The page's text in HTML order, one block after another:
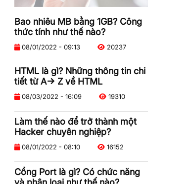
Bao nhiêu MB bằng 1GB? Công
thức tính như thế nào?
08/01/2022 - 09:13 20237
HTML là gì? Những thông tin chi
tiết từ A-> Z về HTML
08/03/2022 - 16:09 19310
Làm thế nào để trở thành một
Hacker chuyên nghiệp?
08/01/2022 - 08:10 16152
Cổng Port là gì? Có chức năng